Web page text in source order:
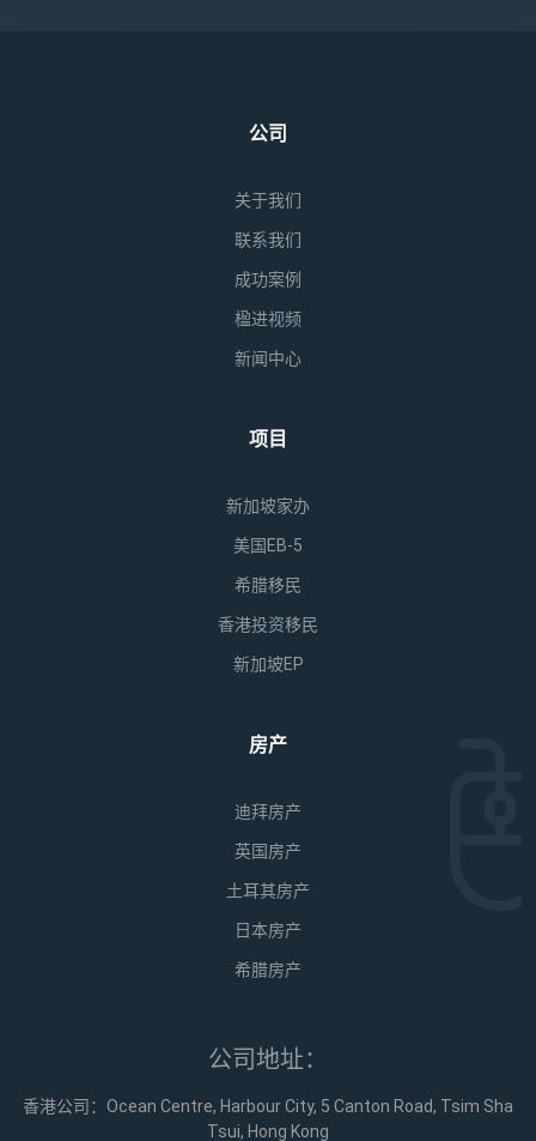
公司
关于我们
联系我们
成功案例
楹进视频
新闻中心
项目
新加坡家办
美国EB-5
希腊移民
香港投资移民
新加坡EP
房产
迪拜房产
英国房产
土耳其房产
日本房产
希腊房产
公司地址：
香港公司：Ocean Centre, Harbour City, 5 Canton Road, Tsim Sha
Tsui, Hong Kong